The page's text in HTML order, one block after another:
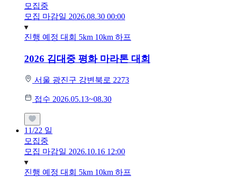
모집중
모집 마감일 2026.08.30 00:00
진행 예정 대회 5km 10km 하프
2026 김대중 평화 마라톤 대회
서울 광진구 강변북로 2273
접수 2026.05.13~08.30
11/22 일
모집중
모집 마감일 2026.10.16 12:00
진행 예정 대회 5km 10km 하프